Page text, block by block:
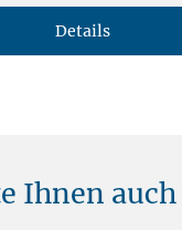
Details
Ihnen